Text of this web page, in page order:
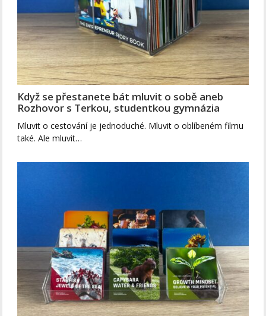
Když se přestanete bát mluvit o sobě aneb
Rozhovor s Terkou, studentkou gymnázia
Mluvit o cestování je jednoduché. Mluvit o oblíbeném filmu
také. Ale mluvit…